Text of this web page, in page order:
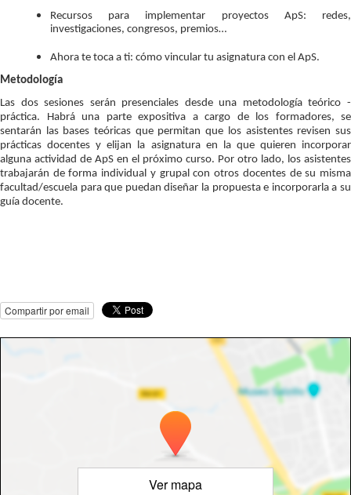
Recursos para implementar proyectos ApS: redes,
investigaciones, congresos, premios…
Ahora te toca a ti: cómo vincular tu asignatura con el ApS.
Metodología
Las dos sesiones serán presenciales desde una metodología teórico -
práctica. Habrá una parte expositiva a cargo de los formadores, se
sentarán las bases teóricas que permitan que los asistentes revisen sus
prácticas docentes y elijan la asignatura en la que quieren incorporar
alguna actividad de ApS en el próximo curso. Por otro lado, los asistentes
trabajarán de forma individual y grupal con otros docentes de su misma
facultad/escuela para que puedan diseñar la propuesta e incorporarla a su
guía docente.
Compartir por email
Ver mapa